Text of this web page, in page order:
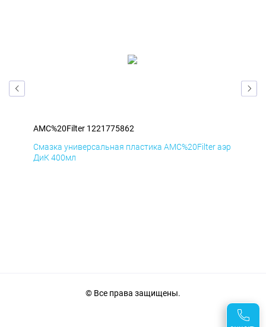
AMC%20Filter 1221775862
Смазка универсальная пластика AMC%20Filter аэр
ДиК 400мл
© Все права защищены.